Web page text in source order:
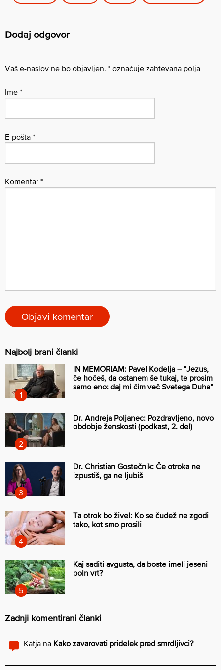
Dodaj odgovor
Vaš e-naslov ne bo objavljen. * označuje zahtevana polja
Ime *
E-pošta *
Komentar *
Najbolj brani članki
IN MEMORIAM: Pavel Kodelja – “Jezus,
če hočeš, da ostanem še tukaj, te prosim
samo eno: daj mi čim več Svetega Duha”
Dr. Andreja Poljanec: Pozdravljeno, novo
obdobje ženskosti (podkast, 2. del)
Dr. Christian Gostečnik: Če otroka ne
izpustiš, ga ne ljubiš
Ta otrok bo živel: Ko se čudež ne zgodi
tako, kot smo prosili
Kaj saditi avgusta, da boste imeli jeseni
poln vrt?
Zadnji komentirani članki
Katja na Kako zavarovati pridelek pred smrdljivci?